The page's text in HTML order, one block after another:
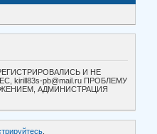
И НЕ
kirill83s-pb@mail.ru ПРОБЛЕМУ
АДМИНИСТРАЦИЯ
.